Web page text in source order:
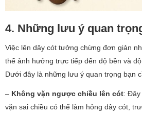
4. Những lưu ý quan
Việc lên dây cót tưởng chừng đơn giản
thể ảnh hưởng trực tiếp đến độ bền và
Dưới đây là những lưu ý quan trọng bạn
– Không vặn ngược chiều lên cót: Đây
vặn sai chiều có thể làm hỏng dây cót,